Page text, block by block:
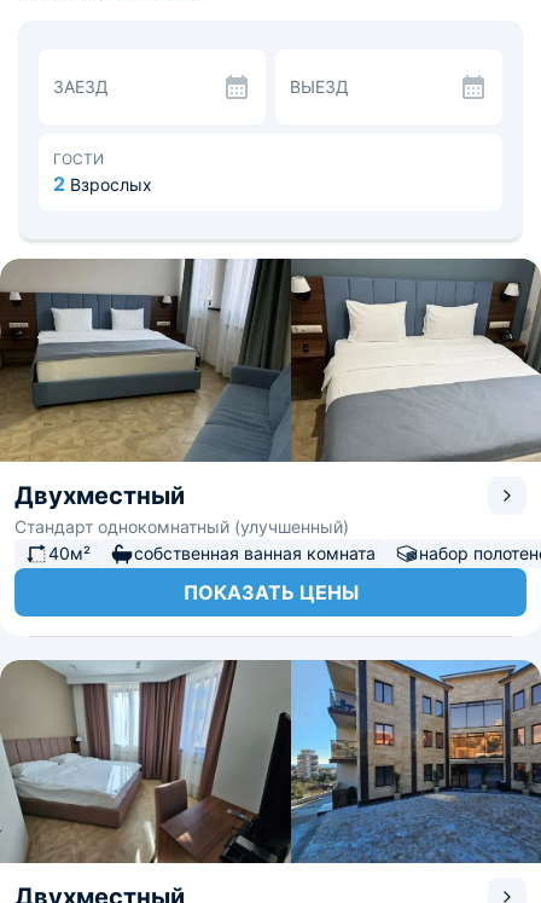
завтраком в формате сет-меню.
На досуге гости могут посетить бассейн с подогревом.
Целителя, аквапарк, Мамайский лесопарк. До
железнодорожного вокзала — 4,9 км, а до аэропорта —
ЗАЕЗД ВЫЕЗД
ГОСТИ
2 Взрослых
Двухместный
Стандарт однокомнатный (улучшенный)
40м²
собственная ванная комната набор
ПОКАЗАТЬ ЦЕНЫ
Двухместный